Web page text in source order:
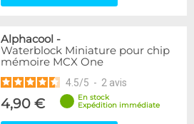
Alphacool -
Waterblock Miniature pour chip
mémoire MCX One
4.5/5 - 2 avis
4,90 €
En stock
Expédition immédiate